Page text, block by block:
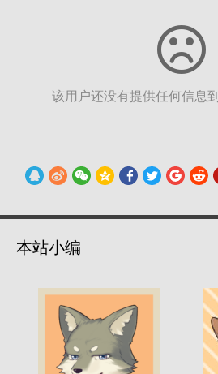
该用户还没有提供任何信息
本站小编